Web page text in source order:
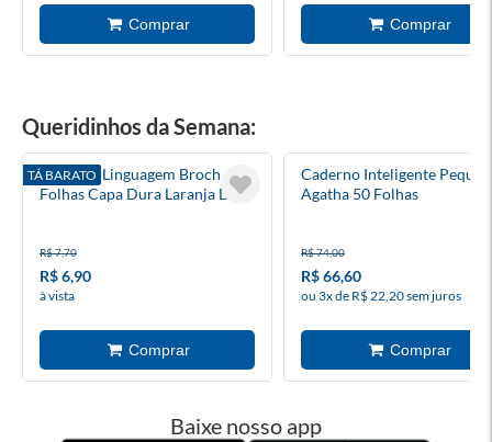
Queridinhos da Semana:
TÁ BARATO
Caderno Linguagem Broch 48
Folhas Capa Dura Laranja D+
R$ 7,70
R$ 6,90
à vista
Caderno Inteligente
Agatha 50 Folhas
R$ 74,00
R$ 66,60
ou 3x de R$ 22,20 sem juros
Baixe nosso app